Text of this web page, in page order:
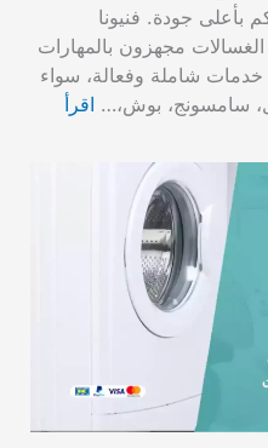
بأعلى جودة. فنيونا
مجهزون بالمهارات
خدمات شاملة وفعالة، سواء
سامسونج، بوش،… اقرأ